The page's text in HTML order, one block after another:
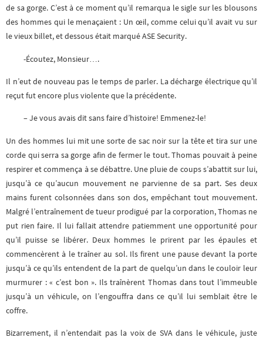
de sa gorge. C’est à ce moment qu’il remarqua le sigle sur les blousons
des hommes qui le menaçaient : Un œil, comme celui qu’il avait vu sur
le vieux billet, et dessous était marqué ASE Security.
-Écoutez, Monsieur….
Il n’eut de nouveau pas le temps de parler. La décharge électrique qu’il
reçut fut encore plus violente que la précédente.
– Je vous avais dit sans faire d’histoire! Emmenez-le!
Un des hommes lui mit une sorte de sac noir sur la tête et tira sur une
corde qui serra sa gorge afin de fermer le tout. Thomas pouvait à peine
respirer et commença à se débattre. Une pluie de coups s’abattit sur lui,
jusqu’à ce qu’aucun mouvement ne parvienne de sa part. Ses deux
mains furent colsonnées dans son dos, empêchant tout mouvement.
Malgré l’entraînement de tueur prodigué par la corporation, Thomas ne
put rien faire. Il lui fallait attendre patiemment une opportunité pour
qu’il puisse se libérer. Deux hommes le prirent par les épaules et
commencèrent à le traîner au sol. Ils firent une pause devant la porte
jusqu’à ce qu’ils entendent de la part de quelqu’un dans le couloir leur
murmurer : « c’est bon ». Ils traînèrent Thomas dans tout l’immeuble
jusqu’à un véhicule, on l’engouffra dans ce qu’il lui semblait être le
coffre.
Bizarrement, il n’entendait pas la voix de SVA dans le véhicule, juste